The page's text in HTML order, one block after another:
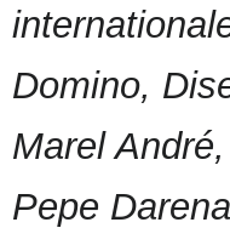
Domino,
Marel
Pepe